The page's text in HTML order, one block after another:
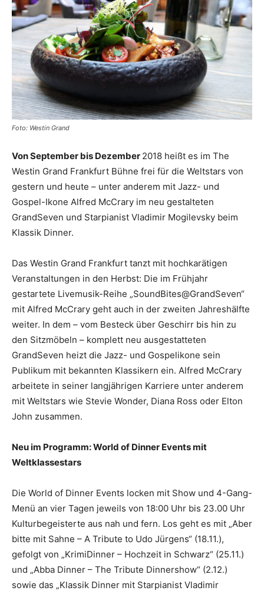
Reiseempfehlungen.
Foto: Westin Grand
Von September bis Dezember 2018 heißt es im The
Westin Grand Frankfurt Bühne frei für die Weltstars von
gestern und heute – unter anderem mit Jazz- und
Gospel-Ikone Alfred McCrary im neu gestalteten
GrandSeven und Starpianist Vladimir Mogilevsky beim
Klassik Dinner.
Das Westin Grand Frankfurt tanzt mit hochkarätigen
Veranstaltungen in den Herbst: Die im Frühjahr
gestartete Livemusik-Reihe „SoundBites@GrandSeven“
mit Alfred McCrary geht auch in der zweiten Jahreshälfte
weiter. In dem – vom Besteck über Geschirr bis hin zu
den Sitzmöbeln – komplett neu ausgestatteten
GrandSeven heizt die Jazz- und Gospelikone sein
Publikum mit bekannten Klassikern ein. Alfred McCrary
arbeitete in seiner langjährigen Karriere unter anderem
mit Weltstars wie Stevie Wonder, Diana Ross oder Elton
John zusammen.
Neu im Programm: World of Dinner Events mit
Weltklassestars
Die World of Dinner Events locken mit Show und 4-Gang-
Menü an vier Tagen jeweils von 18:00 Uhr bis 23.00 Uhr
Kulturbegeisterte aus nah und fern. Los geht es mit „Aber
bitte mit Sahne – A Tribute to Udo Jürgens“ (18.11.),
gefolgt von „KrimiDinner – Hochzeit in Schwarz“ (25.11.)
und „Abba Dinner – The Tribute Dinnershow“ (2.12.)
sowie das „Klassik Dinner mit Starpianist Vladimir